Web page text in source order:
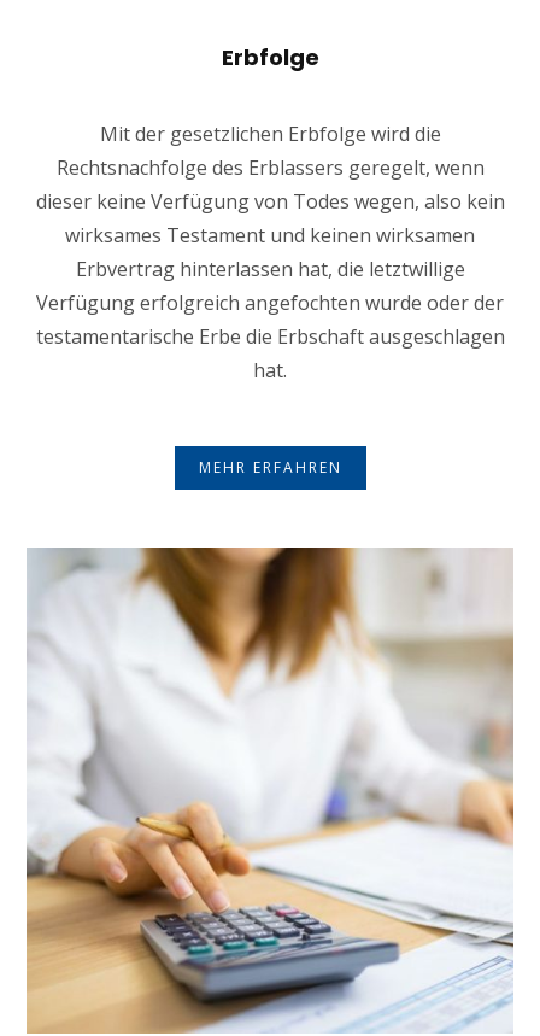
Erbfolge
Mit der gesetzlichen Erbfolge wird die
Rechtsnachfolge des Erblassers geregelt, wenn
dieser keine Verfügung von Todes wegen, also kein
wirksames Testament und keinen wirksamen
Erbvertrag hinterlassen hat, die letztwillige
Verfügung erfolgreich angefochten wurde oder der
testamentarische Erbe die Erbschaft ausgeschlagen
hat.
MEHR ERFAHREN